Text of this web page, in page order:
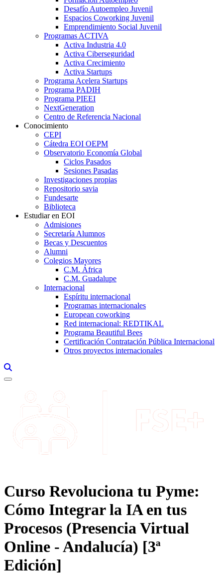
Desafío Autoempleo Juvenil
Espacios Coworking Juvenil
Emprendimiento Social Juvenil
Programas ACTIVA
Activa Industria 4.0
Activa Ciberseguridad
Activa Crecimiento
Activa Startups
Programa Acelera Startups
Programa PADIH
Programa PIEEI
NextGeneration
Centro de Referencia Nacional
Conocimiento
CEPI
Cátedra EOI OEPM
Observatorio Economía Global
Ciclos Pasados
Sesiones Pasadas
Investigaciones propias
Repositorio savia
Fundesarte
Biblioteca
Estudiar en EOI
Admisiones
Secretaría Alumnos
Becas y Descuentos
Alumni
Colegios Mayores
C.M. África
C.M. Guadalupe
Internacional
Espíritu internacional
Programas internacionales
European coworking
Red internacional: REDTIKAL
Programa Beautiful Bees
Certificación Contratación Pública Internacional
Otros proyectos internacionales
Curso Revoluciona tu Pyme:
Cómo Integrar la IA en tus
Procesos (Presencia Virtual
Online - Andalucía) [3ª
Edición]